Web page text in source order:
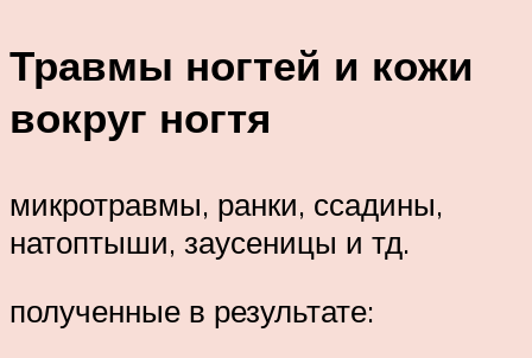
Травмы ногтей и кожи
вокруг ногтя
микротравмы, ранки, ссадины,
натоптыши, заусеницы и тд.
полученные в результате: